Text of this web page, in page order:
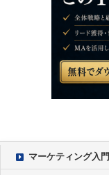
マーケティング入門